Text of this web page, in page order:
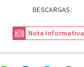
DESCARGAS:
Nota Informativa